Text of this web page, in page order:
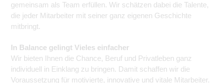
gemeinsam als Team erfüllen. Wir schätzen dabei die Talente,
die jeder Mitarbeiter mit seiner ganz eigenen Geschichte
mitbringt.
In Balance gelingt Vieles einfacher
Wir bieten Ihnen die Chance, Beruf und Privatleben ganz
individuell in Einklang zu bringen. Damit schaffen wir die
Voraussetzung für motivierte, innovative und vitale Mitarbeiter.